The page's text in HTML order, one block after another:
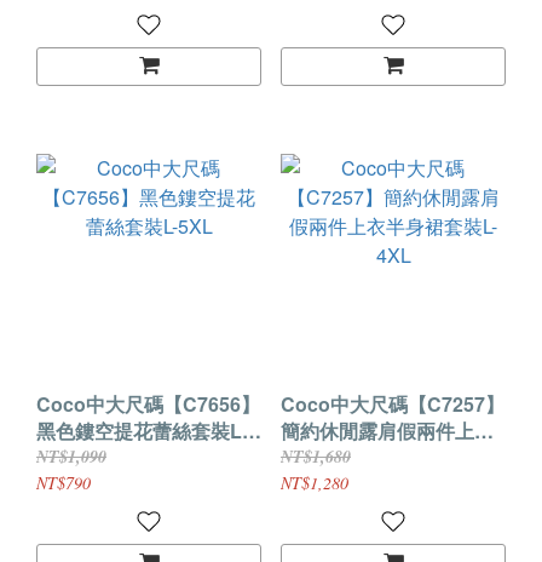
Coco中大尺碼【C7656】
黑色鏤空提花蕾絲套裝L-
5XL
NT$1,090
NT$790
Coco中大尺碼【C7257】
簡約休閒露肩假兩件上衣
半身裙套裝L-4XL
NT$1,680
NT$1,280